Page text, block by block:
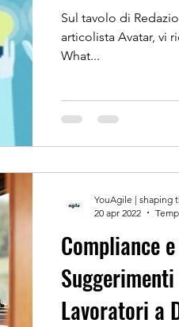
Sul tavolo di
articolista Avatar, vi
What...
Compliance
Lavoratori a
YouAgile | shaping
20 apr 2022